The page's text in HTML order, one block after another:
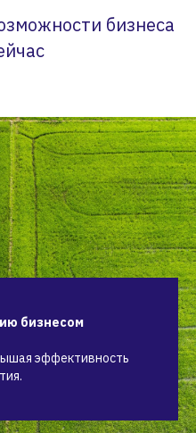
бизнеса
бизнесом
эффективность